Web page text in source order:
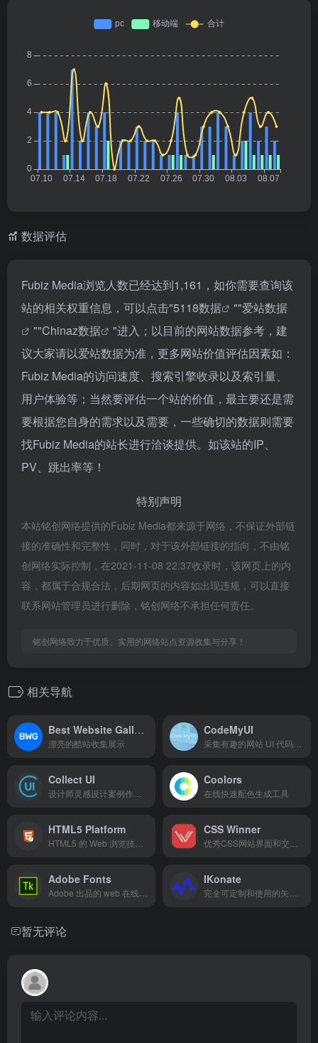
数据评估
Fubiz Media浏览人数已经达到1,161，如你需要查询该
站的相关权重信息，可以点击"5118数据 ""爱站数据
""Chinaz数据
"进入；以目前的网站数据参考，建
议大家请以爱站数据为准，更多网站价值评估因素如：
Fubiz Media的访问速度、搜索引擎收录以及索引量、
用户体验等；当然要评估一个站的价值，最主要还是需
要根据您自身的需求以及需要，一些确切的数据则需要
找Fubiz Media的站长进行洽谈提供。如该站的IP、
PV、跳出率等！
特别声明
本站铭创网络提供的Fubiz Media都来源于网络，不保证外部链
接的准确性和完整性，同时，对于该外部链接的指向，不由铭
创网络实际控制，在2021-11-08 22:37收录时，该网页上的内
容，都属于合规合法，后期网页的内容如出现违规，可以直接
联系网站管理员进行删除，铭创网络不承担任何责任。
铭创网络致力于优质、实用的网络站点资源收集与分享！
相关导航
Best Website Gallery
漂亮的酷站收集展示
CodeMyUI
采集有趣的网站 UI 代码片段
Collect UI
设计师灵感设计案例作品的站点
Coolors
在线快速配色生成工具
HTML5 Platform
HTML5 的 Web 浏览技术图谱
CSS Winner
优秀CSS网站界面和交互设计获奖作品
Adobe Fonts
Adobe 出品的 web 在线字库
IKonate
完全可定制和使用的矢量图标库
暂无评论